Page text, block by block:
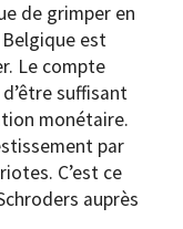
de grimper en
Belgique est
Le compte
suffisant
monétaire.
par
C’est ce
auprès